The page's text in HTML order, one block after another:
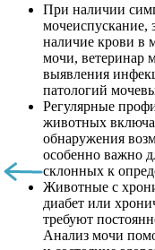
При наличии
мочеиспускание,
наличие крови в
мочи, ветеринар
выявления
патологий
Регулярные
животных
обнаружения
особенно важно
склонных к
Животные с
диабет или
требуют
Анализ мочи